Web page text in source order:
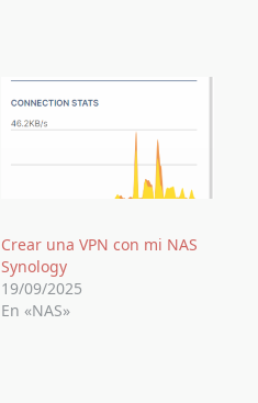
Crear una VPN con mi NAS
Synology
19/09/2025
En «NAS»